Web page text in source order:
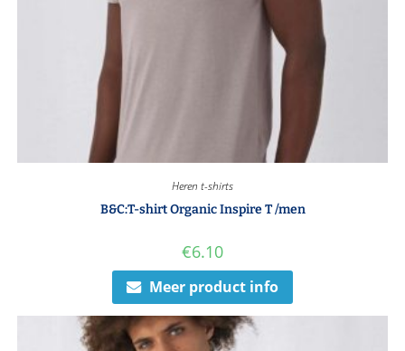
Heren t-shirts
B&C:T-shirt Organic Inspire T /men
€6.10
Meer product info